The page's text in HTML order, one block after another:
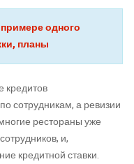
одного
планы
кредитов
сотрудникам, а ревизии
рестораны уже
и,
кредитной ставки.